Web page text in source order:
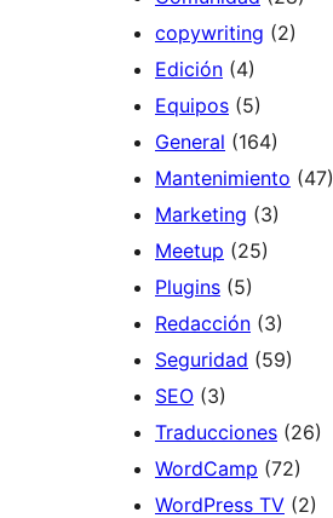
copywriting (2)
Edición (4)
Equipos (5)
General (164)
Mantenimiento (47)
Marketing (3)
Meetup (25)
Plugins (5)
Redacción (3)
Seguridad (59)
SEO (3)
Traducciones (26)
WordCamp (72)
WordPress TV (2)